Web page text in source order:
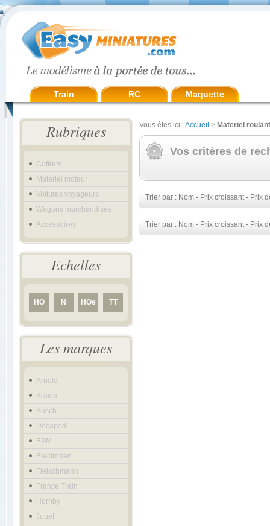
Train RC Maquette
Rubriques
Coffrets
Materiel moteur
Voitures voyageurs
Wagons marchandises
Accessoires
Echelles
HO N HOe TT
Les marques
Arnold
Brawa
Busch
Decapod
EPM
Electrotren
Fleischmann
France Train
Hornby
Jouef
Vous êtes ici :Accueil > Materiel roulant
Vos critères de
Trier par : Nom - Prix croissant- Prix
Trier par : Nom - Prix croissant- Prix